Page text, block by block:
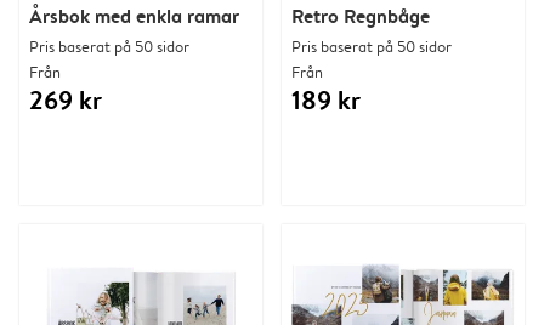
Retro Regnbåge
Pris baserat på 50 sidor
Från
189 kr
Årsbok med enkla ramar
Pris baserat på 50 sidor
Från
269 kr